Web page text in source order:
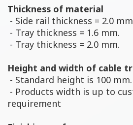
Thickness of material
- Side rail thickness = 2.0
- Tray thickness = 1.6 mm.
- Tray thickness = 2.0 mm.
Height and width of cable
- Standard height is 100 mm.
- Products width is up to
requirement